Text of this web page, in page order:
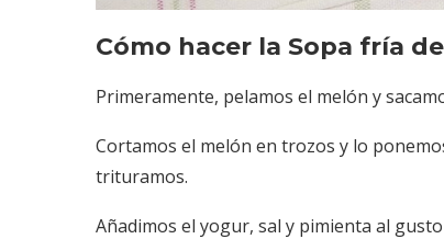
Cómo hacer la Sopa fría
Primeramente, pelamos el melón y
Cortamos el melón en trozos y lo
trituramos.
Añadimos el yogur, sal y pimienta al